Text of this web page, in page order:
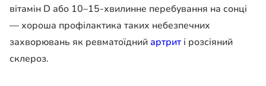
вітамін D або 10–15-хвилинне перебування на сонці
— хороша профілактика таких небезпечних
захворювань як ревматоїдний артриті розсіяний
склероз.